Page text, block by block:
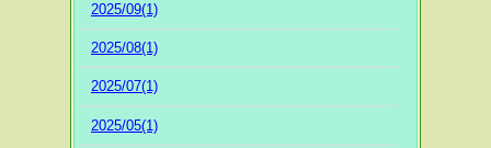
2025/09(1)
2025/08(1)
2025/07(1)
2025/05(1)